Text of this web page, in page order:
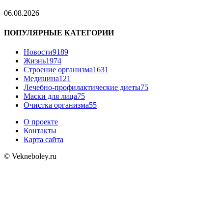
06.08.2026
ПОПУЛЯРНЫЕ КАТЕГОРИИ
Новости9189
Жизнь1974
Строение организма1631
Медицина121
Лечебно-профилактические диеты75
Маски для лица75
Очистка организма55
О проекте
Контакты
Карта сайта
© Vekneboley.ru